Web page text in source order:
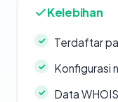
Kelebihan
Terdaftar
Konfigurasi
Data